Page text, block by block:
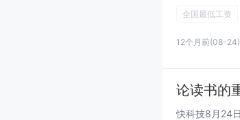
全国最低工资
12个月前(08-24)